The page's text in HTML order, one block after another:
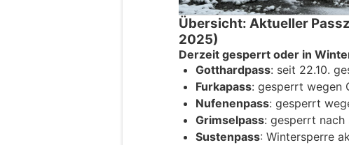
Übersicht: Aktueller
2025)
Derzeit gesperrt oder in
Gotthardpass: seit 22.10.
Furkapass: gesperrt wegen
Nufenenpass: gesperrt
Grimselpass: gesperrt nach
Sustenpass: Wintersperre